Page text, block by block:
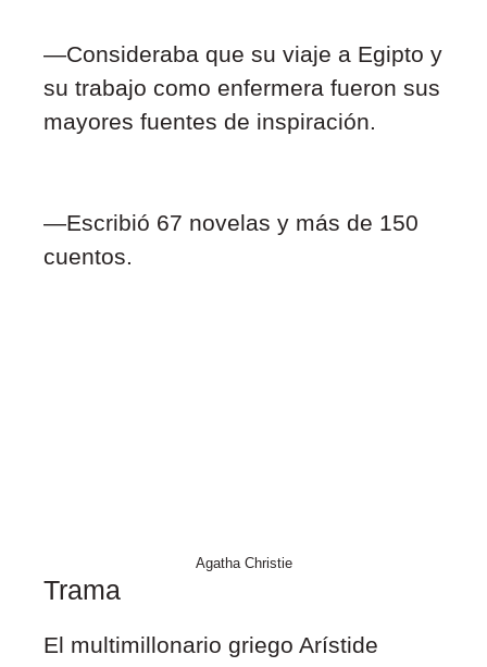
—Consideraba que su viaje a Egipto y
su trabajo como enfermera fueron sus
mayores fuentes de inspiración.
—Escribió 67 novelas y más de 150
cuentos.
Agatha Christie
Trama
El multimillonario griego Arístide